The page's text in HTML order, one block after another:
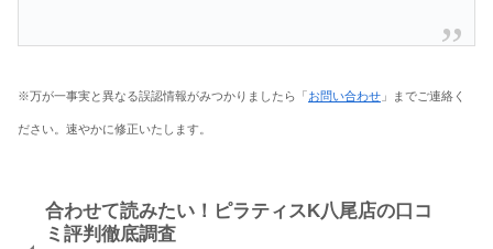
※万が一事実と異なる誤認情報がみつかりましたら「お問い合わせ 」までご連絡く
ださい。速やかに修正いたします。
合わせて読みたい！ピラティスK八尾店の口コ
ミ評判徹底調査